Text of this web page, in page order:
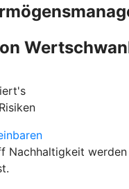
Nachhaltigkeit